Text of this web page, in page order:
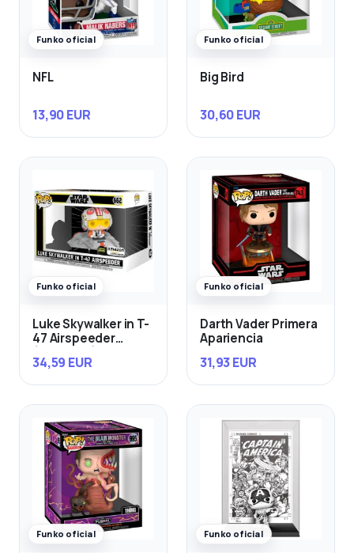
Funko oficial
NFL
13,90 EUR
Funko oficial
Big Bird
30,60 EUR
Funko oficial
Luke Skywalker in T-
47 Airspeeder
34,59 EUR
Funko oficial
Darth Vader Primera
Apariencia
31,93 EUR
Funko oficial Funko oficial